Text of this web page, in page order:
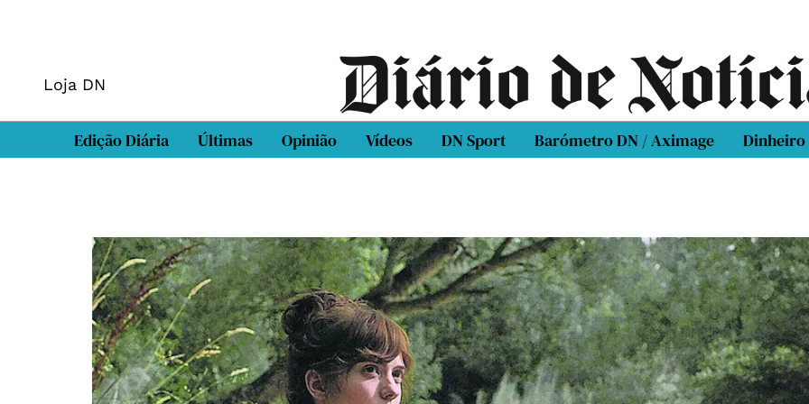
Loja DN
Edição Diária Últimas Opinião Vídeos DN Sport Barómetro DN / Aximage Dinheiro